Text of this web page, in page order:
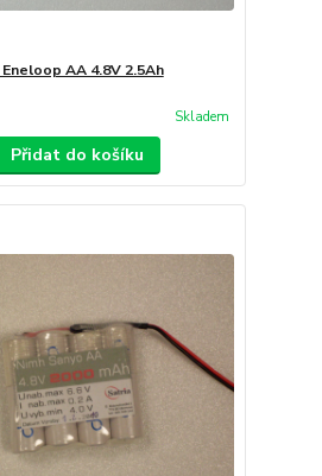
AA 4.8V 2.5Ah
Skladem
Přidat do košíku